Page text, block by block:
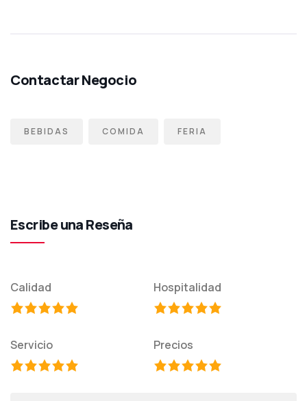
BEBIDAS COMIDA FERIA
Escribe una Reseña
Calidad Hospitalidad
Servicio Precios